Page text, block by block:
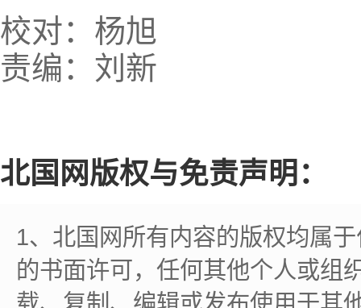
校对：杨旭
责编：刘新
北国网版权与免责声明：
1、北国网所有内容的版权均属
的书面许可，任何其他个人或组